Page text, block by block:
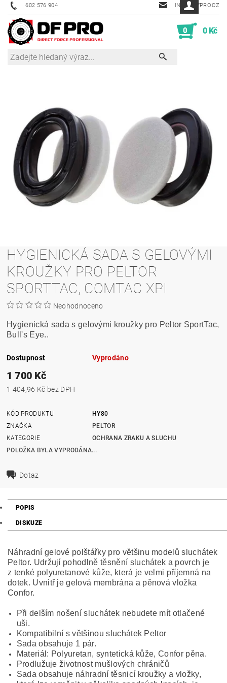
602 576 904 INFO@DFPRO.CZ
0 0 Kč
HYGIENICKÁ SADA S GELOVÝMI
KROUŽKY PRO PELTOR
SPORTTAC, COMTAC XPI
Neohodnoceno
Hygienická sada s gelovými kroužky pro Peltor SportTac,
Bull's Eye..
Dostupnost Vyprodáno
1 700 Kč
1 404,96 Kč bez DPH
KÓD PRODUKTU
HY80
ZNAČKA
PELTOR
KATEGORIE
OCHRANA ZRAKU A SLUCHU
POLOŽKA BYLA VYPRODÁNA...
Dotaz
POPIS
DISKUZE
Náhradní gelové polštářky pro většinu modelů sluchátek
Peltor. Udržují pohodlně těsnění sluchátek a povrch je
z tenké polyuretanové kůže, která je velmi příjemná na
dotek. Uvnitř je gelová membrána a pěnová vložka
Confor.
Při delším nošení sluchátek nebudete mít otlačené
uši.
Kompatibilní s většinou sluchátek Peltor
Sada obsahuje 1 pár.
Materiál: Polyuretan, syntetická kůže, Confor pěna.
Prodlužuje životnost mušlových chráničů
Sada obsahuje náhradní těsnicí kroužky a vložky,